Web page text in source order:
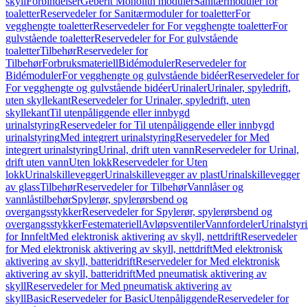
toaletterReservedeler for Sanitærmoduler for toaletterFor
vegghengte toaletterReservedeler for For vegghengte toaletterFor
gulvstående toaletterReservedeler for For gulvstående
toaletterTilbehørReservedeler for
TilbehørForbruksmateriellBidémodulerReservedeler for
BidémodulerFor vegghengte og gulvstående bidéerReservedeler for
For vegghengte og gulvstående bidéerUrinalerUrinaler, spyledrift,
uten skyllekantReservedeler for Urinaler, spyledrift, uten
skyllekantTil utenpåliggende eller innbygd
urinalstyringReservedeler for Til utenpåliggende eller innbygd
urinalstyringMed integrert urinalstyringReservedeler for Med
integrert urinalstyringUrinal, drift uten vannReservedeler for Urinal,
drift uten vannUten lokkReservedeler for Uten
lokkUrinalskilleveggerUrinalskillevegger av plastUrinalskillevegger
av glassTilbehørReservedeler for TilbehørVannlåser og
vannlåstilbehørSpylerør, spylerørsbend og
overgangsstykkerReservedeler for Spylerør, spylerørsbend og
overgangsstykkerFestemateriellAvløpsventilerVannfordeler
for InnfeltMed elektronisk aktivering av skyll, nettdriftReservedeler
for Med elektronisk aktivering av skyll, nettdriftMed elektronisk
aktivering av skyll, batteridriftReservedeler for Med elektronisk
aktivering av skyll, batteridriftMed pneumatisk aktivering av
skyllReservedeler for Med pneumatisk aktivering av
skyllBasicReservedeler for BasicUtenpåliggendeReservedeler for